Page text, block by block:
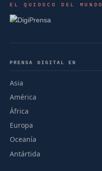
EL QUIOSCO DEL MUNDO
PRENSA DIGITAL EN
Asia
América
África
Europa
Oceanía
Antártida